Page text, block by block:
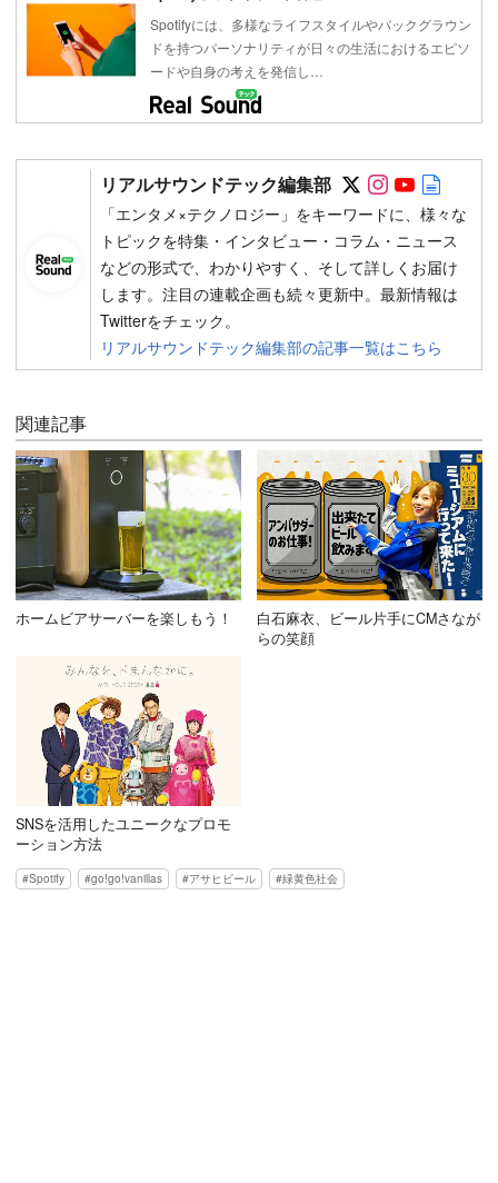
Spotifyには、多様なライフスタイルやバックグラウン
ドを持つパーソナリティが日々の生活におけるエピソ
ードや自身の考えを発信し…
リアルサウンドテック編集部 Follow on
Follow on
Follow
「エンタメ×テクノロジー」をキーワードに、様々な
トピックを特集・インタビュー・コラム・ニュース
などの形式で、わかりやすく、そして詳しくお届け
します。注目の連載企画も続々更新中。最新情報は
Twitterをチェック。
リアルサウンドテック編集部の記事一覧はこちら
関連記事
ホームビアサーバーを楽しもう！
白石麻衣、ビール片手にCMさなが
らの笑顔
SNSを活用したユニークなプロモ
ーション方法
Spotify go!go!vanillas アサヒビール 緑黄色社会